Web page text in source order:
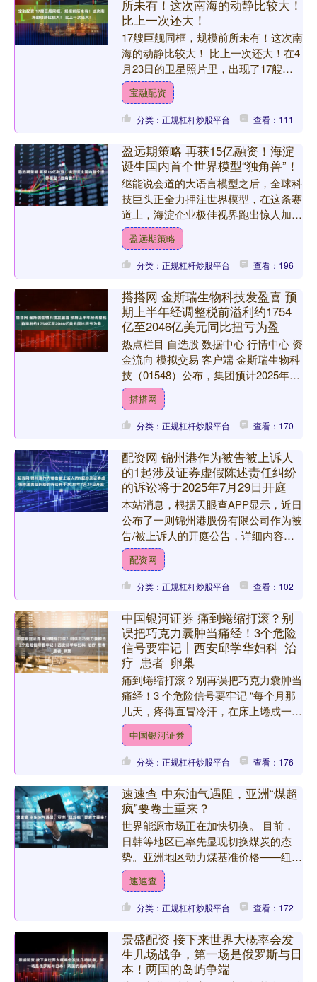
所未有！这次南海的动静比较大！
比上一次还大！
17艘巨舰同框，规模前所未有！这次南
海的动静比较大！ 比上一次还大！在4
月23日的卫星照片里，出现了17艘东
大战舰同框的景象，包括6万多吨的航
母“辽宁”舰，4万....
宝融配资
分类：正规杠杆炒股平台 查看：111
盈远期策略 再获15亿融资！海淀
诞生国内首个世界模型“独角兽”！
继能说会道的大语言模型之后，全球科
技巨头正全力押注世界模型，在这条赛
道上，海淀企业极佳视界跑出惊人加速
度。 4月14日，这家世界模型领域的明
星企业宣布再获新一轮....
盈远期策略
分类：正规杠杆炒股平台 查看：196
搭搭网 金斯瑞生物科技发盈喜 预
期上半年经调整税前溢利约1754
亿至2046亿美元同比扭亏为盈
热点栏目 自选股 数据中心 行情中心 资
金流向 模拟交易 客户端 金斯瑞生物科
技（01548）公布，集团预计2025年上
半年除税前利润同比显著增加，其中不
包括报....
搭搭网
分类：正规杠杆炒股平台 查看：170
配资网 锦州港作为被告被上诉人
的1起涉及证券虚假陈述责任纠纷
的诉讼将于2025年7月29日开庭
本站消息，根据天眼查APP显示，近日
公布了一则锦州港股份有限公司作为被
告/被上诉人的开庭公告，详细内容如
下： 案号：（2025）辽01民初136号审
理法院：辽宁....
配资网
分类：正规杠杆炒股平台 查看：102
中国银河证券 痛到蜷缩打滚？别
误把巧克力囊肿当痛经！3个危险
信号要牢记丨西安邱学华妇科_治
疗_患者_卵巢
痛到蜷缩打滚？别再误把巧克力囊肿当
痛经！3 个危险信号要牢记 “每个月那
几天，疼得直冒冷汗，在床上蜷成一
团，感觉五脏六腑都在被撕扯……” 这
样的痛经经历，不少女....
中国银河证券
分类：正规杠杆炒股平台 查看：176
速速查 中东油气遇阻，亚洲“煤超
疯”要卷土重来？
世界能源市场正在加快切换。 目前，
日韩等地区已率先显现切换煤炭的态
势。亚洲地区动力煤基准价格——纽卡
斯尔煤炭价格，已经逼近150美元/吨的
整数关口，较冲突前涨幅....
速速查
分类：正规杠杆炒股平台 查看：172
景盛配资 接下来世界大概率会发
生几场战争，第一场是俄罗斯与日
本！两国的岛屿争端